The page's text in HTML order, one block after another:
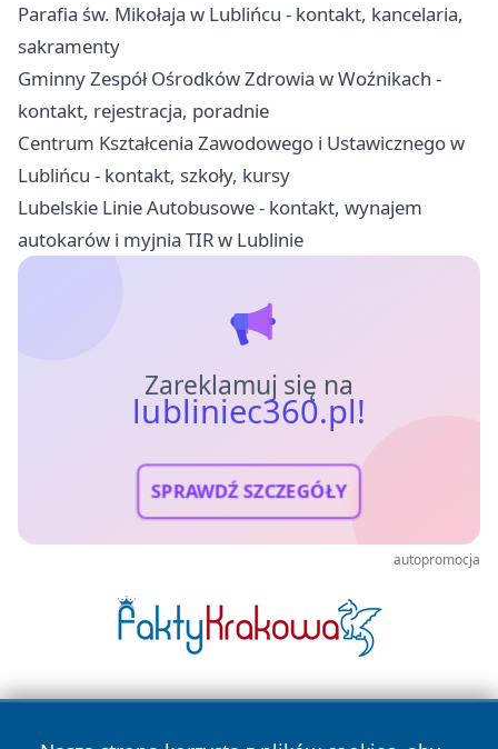
Parafia św. Mikołaja w Lublińcu - kontakt, kancelaria,
sakramenty
Gminny Zespół Ośrodków Zdrowia w Woźnikach -
kontakt, rejestracja, poradnie
Centrum Kształcenia Zawodowego i Ustawicznego w
Lublińcu - kontakt, szkoły, kursy
Lubelskie Linie Autobusowe - kontakt, wynajem
autokarów i myjnia TIR w Lublinie
Zareklamuj się na
lubliniec360.pl!
SPRAWDŹ SZCZEGÓŁY
autopromocja